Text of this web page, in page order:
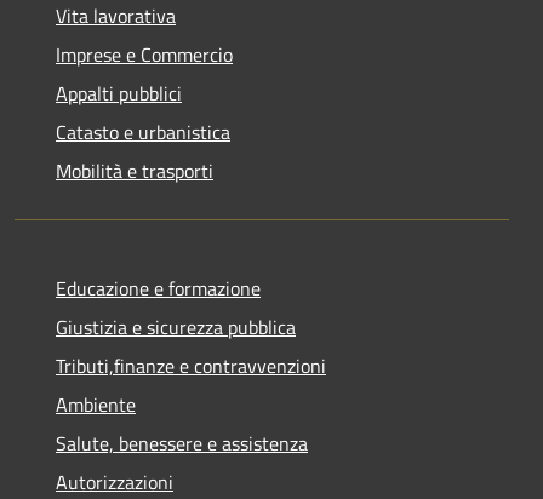
Vita lavorativa
Imprese e Commercio
Appalti pubblici
Catasto e urbanistica
Mobilità e trasporti
Educazione e formazione
Giustizia e sicurezza pubblica
Tributi,finanze e contravvenzioni
Ambiente
Salute, benessere e assistenza
Autorizzazioni